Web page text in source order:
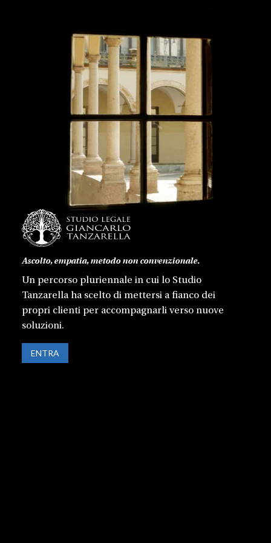
Ascolto, empatia, metodo non convenzionale.
Un percorso pluriennale in cui lo Studio
Tanzarella ha scelto di mettersi a fianco dei
propri clienti per accompagnarli verso nuove
soluzioni.
ENTRA